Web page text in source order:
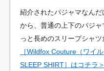
紹介されたパジャマなん
から、普通の上下のパジ
っと長めのスリープシャツ
［Wildfox Couture（ワイ
SLEEP SHIRT］はコチラ